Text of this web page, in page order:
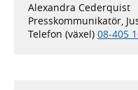
Alexandra Cederquist
Presskommunikatör,
Telefon (växel) 08-405